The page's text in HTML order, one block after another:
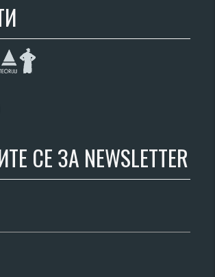
СЕ ЗА NEWSLETTER